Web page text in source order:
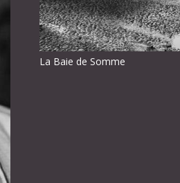
La Baie de Somme